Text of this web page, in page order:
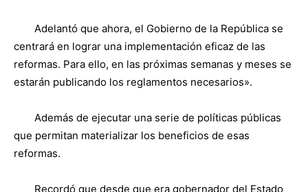
Adelantó que ahora, el Gobierno de la República se
centrará en lograr una implementación eficaz de las
reformas. Para ello, en las próximas semanas y meses se
estarán publicando los reglamentos necesarios».
Además de ejecutar una serie de políticas públicas
que permitan materializar los beneficios de esas
reformas.
Recordó que desde que era gobernador del Estado